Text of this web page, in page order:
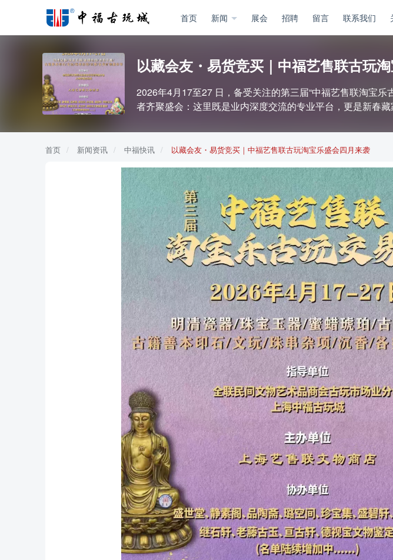
首页 新闻 展会 招聘 留言 联系我们
以藏会友・易货竞买｜中福艺售联古玩
2026年4月17至27 日，备受关注的第三届“中福艺售联淘宝
者齐聚盛会：这里既是业内深度交流的专业平台，更是新春
首页 新闻资讯 中福快讯 以藏会友・易货竞买｜中福艺售联古玩淘宝乐盛会四月来袭